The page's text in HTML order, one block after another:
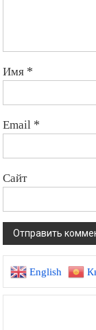
Имя *
Email *
Сайт
English